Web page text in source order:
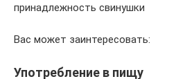
принадлежность свинушки
Вас может заинтересовать:
Употребление в пищу